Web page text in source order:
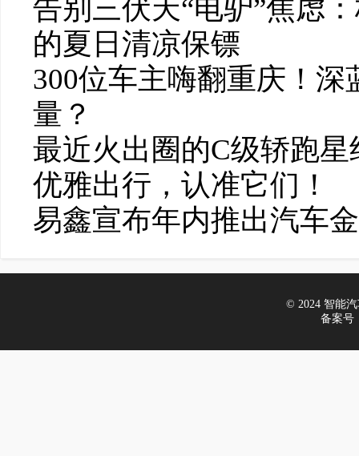
告别三伏天“电驴”焦虑
的夏日清凉保镖
300位车主嗨翻重庆！深
量？
最近火出圈的C级轿跑
优雅出行，认准它们！
易鑫宣布年内推出汽车
© 2024 智能汽
备案号